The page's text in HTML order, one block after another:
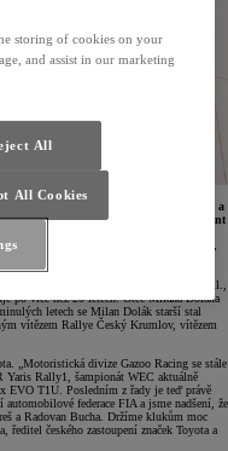
Rally2. Do šampionátu FIA ERC 2024 a
dealerství Toyota Dolák, za volant
představí při Rallye Šumava Klatovy.
získat. Tím spíše, že jsme první v ČR a
našli společnou řeč,“ říká Milan Dolák ml.,
po více než 20 letech. Otec Milana Doláka
letech se Milan Dolák starší stal
vítězem Rallye Český Krumlov, vítězem
„Motoristická divize Gazoo Racing se stále
Yaris Rally1, šampionát WEC aktuálně
EVO T1U. Posledním z řady je teď právě
federace FIA a jsme nadšení, že
a Radovan Bucha. Držíme klukům moc
českého zastoupení značek Toyota a
storing of cookies on your
and assist in our marketing
All
All Cookies